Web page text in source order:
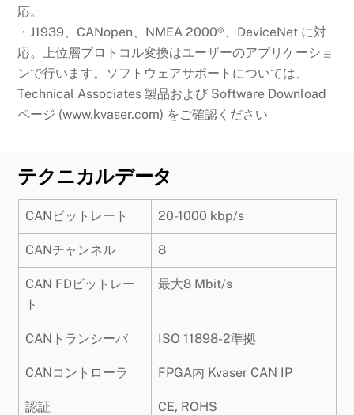
応。
・J1939、CANopen、NMEA 2000®、DeviceNet に対
応。上位層プロトコル変換はユーザーのアプリケーショ
ンで行います。ソフトウェアサポートについては、
Technical Associates 製品および Software Download
ページ (www.kvaser.com) をご確認ください
テクニカルデータ
CANビットレート 20-1000 kbp/s
CANチャンネル 8
CAN FDビットレー
ト
最大8 Mbit/s
CANトランシーバ ISO 11898-2準拠
CANコントローラ FPGA内 Kvaser CAN IP
認証 CE, ROHS